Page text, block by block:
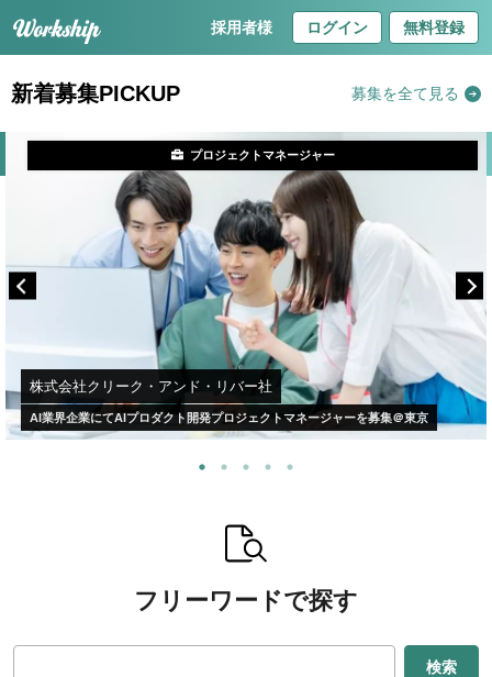
採用者様 ログイン 無料登録
新着募集PICKUP 募集を全て見る
株式会社クリーク・アンド・リバー社
AI業界企業にてAIプロダクト開発プロジェクトマネージャーを募集＠東京
プロジェクトマネージャー
フリーワードで探す
検索